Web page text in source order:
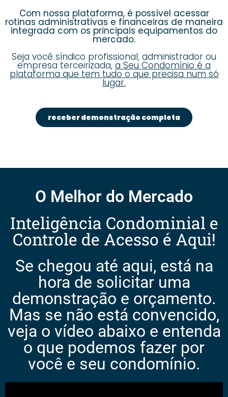
Com nossa plataforma, é possível acessar
rotinas administrativas e financeiras de maneira
integrada com os principais equipamentos do
mercado.
Seja você síndico profissional, administrador ou
empresa terceirizada, a Seu Condomínio é a
plataforma que tem tudo o que precisa num só
lugar.
receber demonstração completa
O Melhor do Mercado
Inteligência Condominial e
Controle de Acesso é Aqui!
Se chegou até aqui, está na
hora de solicitar uma
demonstração e orçamento.
Mas se não está convencido,
veja o vídeo abaixo e entenda
o que podemos fazer por
você e seu condomínio.